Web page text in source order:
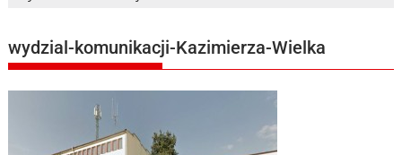
wydzial-komunikacji-Kazimierza-Wielka